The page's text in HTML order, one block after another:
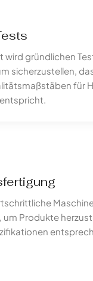
wird gründlichen
sicherzustellen,
für
um Produkte